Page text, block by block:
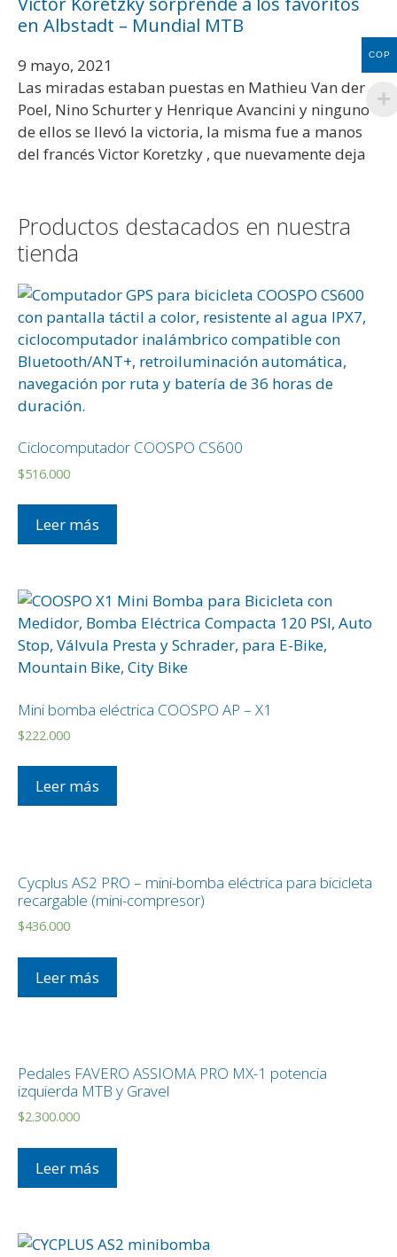
en Albstadt – Mundial MTB
9 mayo, 2021
Las miradas estaban puestas en Mathieu Van der
Poel, Nino Schurter y Henrique Avancini y ninguno
de ellos se llevó la victoria, la misma fue a manos
del francés Victor Koretzky , que nuevamente deja
Productos destacados en nuestra
tienda
Ciclocomputador COOSPO CS600
$516.000
Leer más
Mini bomba eléctrica COOSPO AP – X1
$222.000
Leer más
Cycplus AS2 PRO – mini-bomba eléctrica para bicicleta
recargable (mini-compresor)
$436.000
Leer más
Pedales FAVERO ASSIOMA PRO MX-1 potencia
izquierda MTB y Gravel
$2.300.000
Leer más
COP